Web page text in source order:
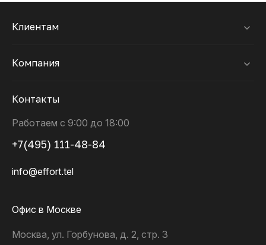
Клиентам
Компания
Контакты
Работаем с 9:00 до 18:00
+7(495) 111-48-84
info@effort.tel
Офис в Москве
Москва, ул. Горбунова, д. 2, стр. 3